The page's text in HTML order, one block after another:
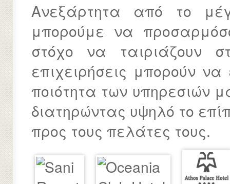
Ανεξάρτητα από το
μπορούμε να
στόχο να ταιριάζουν
επιχειρήσεις μπορούν
ποιότητα των υπηρεσιών
διατηρώντας υψηλό το
προς τους πελάτες τους.